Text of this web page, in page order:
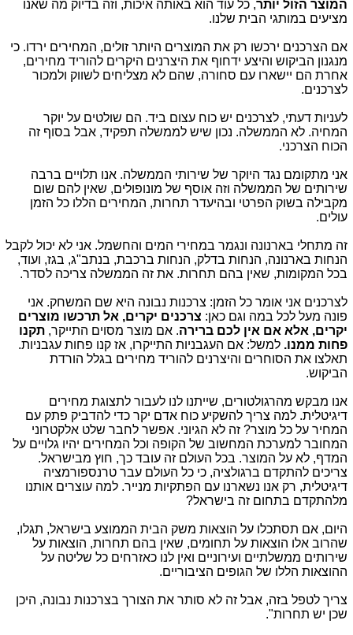
המוצר הזול יותר, כל עוד הוא באותה איכות, וזה בדיוק מה שאנו
מציעים במותגי הבית שלנו.
אם הצרכנים ירכשו רק את המוצרים היותר זולים, המחירים ירדו. כי
מנגנון הביקוש והיצע ידחוף את היצרנים היקרים להוריד מחירים,
אחרת הם יישארו עם סחורה, שהם לא מצליחים לשווק ולמכור
לצרכנים.
לעניות דעתי, לצרכנים יש כוח עצום ביד. הם שולטים על יוקר
המחיה. לא הממשלה. נכון שיש לממשלה תפקיד, אבל בסוף זה
הכוח הצרכני.
אני מתקומם נגד היוקר של שירותי הממשלה. אנו תלויים ברבה
שירותים של הממשלה וזה אוסף של מונופולים, שאין להם שום
מקבילה בשוק הפרטי ובהיעדר תחרות, המחירים הללו כל הזמן
עולים.
זה מתחלי בארנונה ונגמר במחירי המים והחשמל. אני לא יכול לקבל
הנחות בארנונה, הנחות בדלק, הנחות ברכבת, בנתב"ג, בגז, ועוד,
בכל המקומות, שאין בהם תחרות. את זה הממשלה צריכה לסדר.
לצרכנים אני אומר כל הזמן: צרכנות נבונה היא שם המשחק. אני
פונה מעל לכל במה וגם כאן: צרכנים יקרים, אל תרכשו מוצרים
יקרים, אלא אם אין לכם ברירה. אם מוצר מסוים התייקר, תקנו
פחות ממנו. למשל: אם העגבניות התייקרו, אז קנו פחות עגבניות.
תאלצו את הסוחרים והיצרנים להוריד מחירים בגלל הורדת
הביקוש.
אנו מבקש מהרגולטורים, שייתנו לנו לעבור לתצוגת מחירים
דיגיטלית. למה צריך להשקיע כוח אדם יקר כדי להדביק פתק עם
המחיר על כל מוצר? זה לא הגיוני. אפשר לחבר שלט אלקטרוני
המחובר למערכת המחשוב של הקופה וכל המחירים יהיו גלויים על
המדף, לא על המוצר. בכל העולם זה עובד כך, חוץ מבישראל.
צריכים להתקדם ברגולציה, כי כל העולם עבר טרנספורמציה
דיגיטלית, רק אנו נשארנו עם הפתקיות מנייר. למה עוצרים אותנו
מלהתקדם בתחום זה בישראל?
היום, אם תסתכלו על הוצאות משק הבית הממוצע בישראל, תגלו,
שהרוב אלו הוצאות על תחומים, שאין בהם תחרות, הוצאות על
שירותים ממשלתיים ועירוניים ואין לנו כאזרחים כל שליטה על
ההוצאות הללו של הגופים הציבוריים.
צריך לטפל בזה, אבל זה לא סותר את הצורך בצרכנות נבונה, היכן
שכן יש תחרות".